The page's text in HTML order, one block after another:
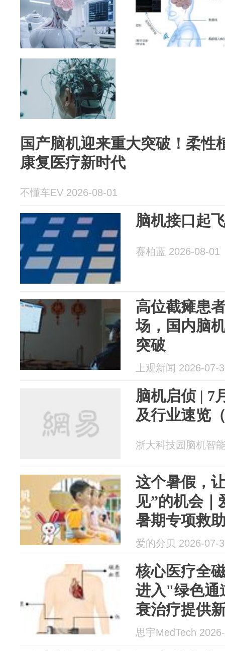
国产脑机迎来重大突破！柔性
康复医疗新时代
不懂车EV 2026-08-01
脑机接口起
赛柏蓝 2026-08-01
高位截瘫患
场，国内脑
突破
上观新闻 2026-07-
脑机启侦 | 7
及行业速览
浙大科技园脑机智
这个暑假，
见”的机会｜
暑期专项救
爱的分贝 2026-07-
核心医疗全
进入"绿色通
衰治疗提供
思宇MedTech